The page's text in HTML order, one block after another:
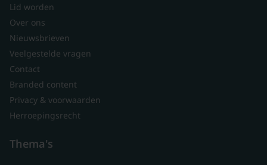
Lid worden
Over ons
Nieuwsbrieven
Veelgestelde vragen
Contact
Branded content
Privacy & voorwaarden
Herroepingsrecht
Thema's